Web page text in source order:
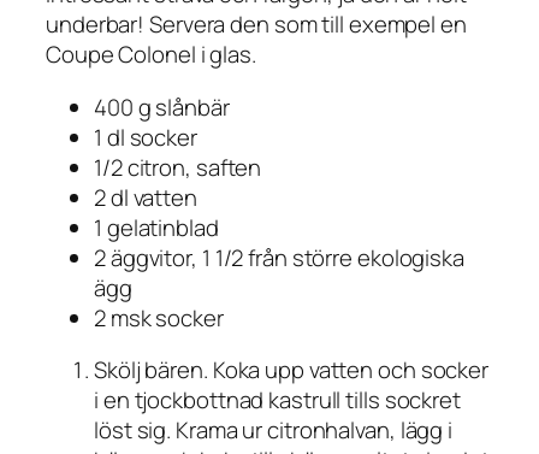
underbar! Servera den som till exempel en
Coupe Colonel i glas.
400 g slånbär
1 dl socker
1/2 citron, saften
2 dl vatten
1 gelatinblad
2 äggvitor, 1 1/2 från större ekologiska
ägg
2 msk socker
Skölj bären. Koka upp vatten och socker
i en tjockbottnad kastrull tills sockret
löst sig. Krama ur citronhalvan, lägg i